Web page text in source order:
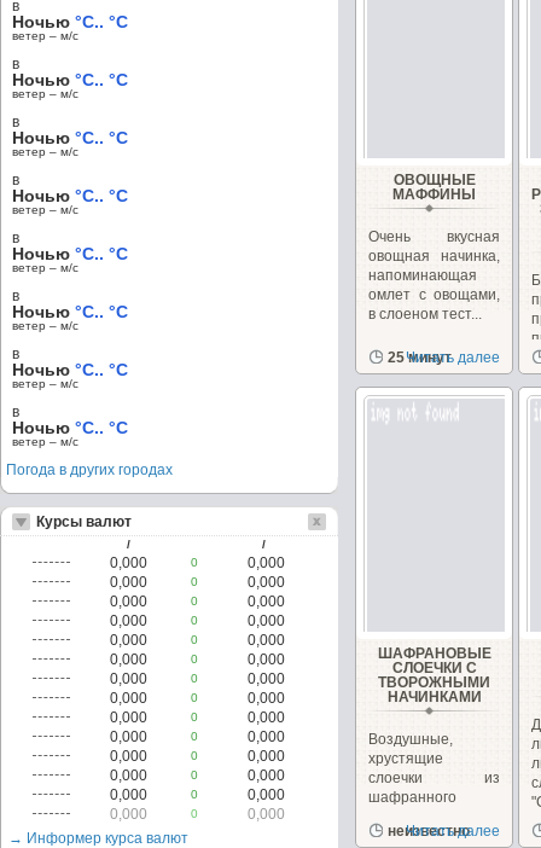
ОВОЩНЫЕ
МАФФИНЫ
Очень вкусная
овощная начинка,
напоминающая
омлет с овощами,
в слоеном тест...
25 минут
Читать далее
ШАФРАНОВЫЕ
СЛОЕЧКИ С
ТВОРОЖНЫМИ
НАЧИНКАМИ
Воздушные,
хрустящие
слоечки из
шафранного
Начиненные
неизвестно
Читать далее
в
Ночью °C.. °C
ветер – м/c
в
Ночью °C.. °C
ветер – м/c
в
Ночью °C.. °C
ветер – м/c
в
Ночью °C.. °C
ветер – м/c
в
Ночью °C.. °C
ветер – м/c
в
Ночью °C.. °C
ветер – м/c
в
Ночью °C.. °C
ветер – м/c
в
Ночью °C.. °C
ветер – м/c
Погода в других городах
Курсы валют
/ /
0,000 0
0,000
0,000
0
0,000
0,000
0
0,000
0,000
0
0,000
0,000
0
0,000
0,000
0
0,000
0,000
0
0,000
0,000
0
0,000
0,000
0
0,000
0,000
0
0,000
0,000
0
0,000
0,000
0
0,000
0,000
0
0,000
0,000
0
0,000
→ Информер курса валют